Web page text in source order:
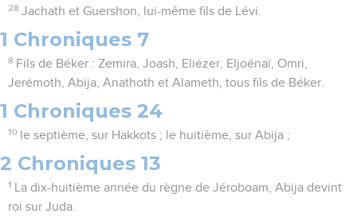
28 Jachath et Guershon, lui-même fils de Lévi.
1 Chroniques 7
8 Fils de Béker : Zemira, Joash, Eliézer, Eljoénaï, Omri,
Jerémoth, Abija, Anathoth et Alameth, tous fils de Béker.
1 Chroniques 24
10 le septième, sur Hakkots ; le huitième, sur Abija ;
2 Chroniques 13
1
La dix-huitième année du règne de Jéroboam, Abija devint
roi sur Juda.